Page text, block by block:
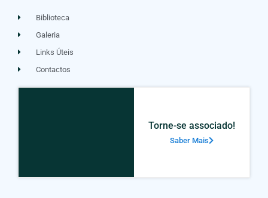
Biblioteca
Galeria
Links Úteis
Contactos
Torne-se associado!
Saber Mais